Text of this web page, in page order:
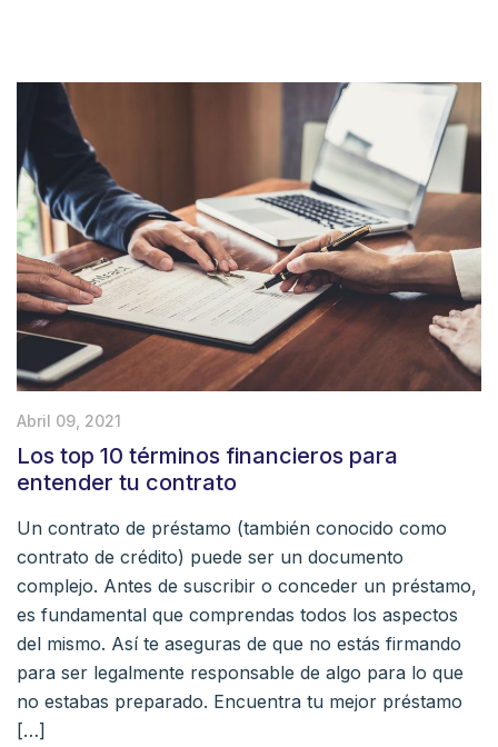
Abril 09, 2021
Los top 10 términos financieros para
entender tu contrato
Un contrato de préstamo (también conocido como
contrato de crédito) puede ser un documento
complejo. Antes de suscribir o conceder un préstamo,
es fundamental que comprendas todos los aspectos
del mismo. Así te aseguras de que no estás firmando
para ser legalmente responsable de algo para lo que
no estabas preparado. Encuentra tu mejor préstamo
[…]